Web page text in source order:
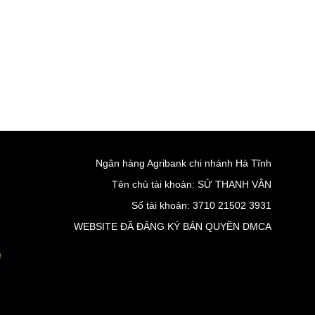
Ngân hàng Agribank chi nhánh Hà Tĩnh
Tên chủ tài khoản: SỬ THANH VÂN
Số tài khoản: 3710 21502 3931
WEBSITE ĐÃ ĐĂNG KÝ BẢN QUYỀN DMCA